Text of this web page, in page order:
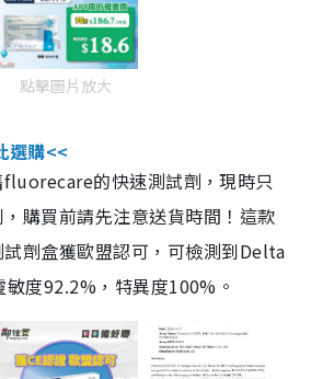
點擊圖片放大
選購<<
的快速測試劑，現時只
購買前請先注意送貨時間！這款
劑盒獲歐盟認可，可檢測到Delta
度92.2%，特異度100%。